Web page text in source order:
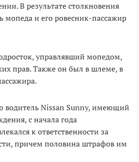
В результате столкновения
мопеда и его ровесник-пассажир
управлявший мопедом,
прав. Также он был в шлеме, в
водитель Nissan Sunny, имеющий
с начала года
к ответственности за
причем половина штрафов им